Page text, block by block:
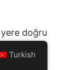
doğru
için
Turkish